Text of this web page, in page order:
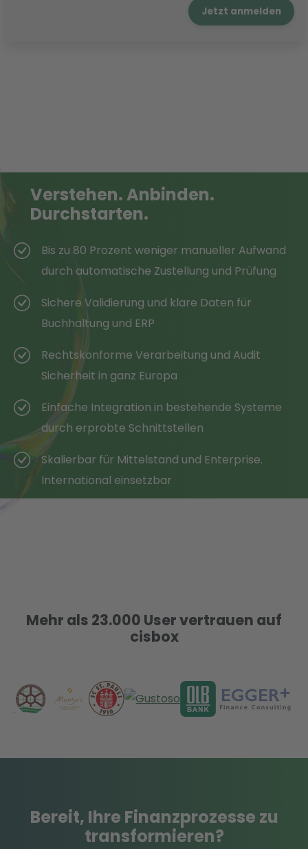
Jetzt anmelden
Verstehen.Anbinden.
Durchstarten.
Bis zu 80 Prozent weniger manueller Aufwand
durch automatische Zustellung und Prüfung
Sichere Validierung und klare Daten für
Buchhaltung und ERP
Rechtskonforme Verarbeitung und Audit
Sicherheit in ganz Europa
Einfache Integration in bestehende Systeme
durch erprobte Schnittstellen
Skalierbar für Mittelstand und Enterprise.
International einsetzbar
Mehr als 23.000 User vertrauen auf
cisbox
Bereit, Ihre Finanzprozesse zu
transformieren?